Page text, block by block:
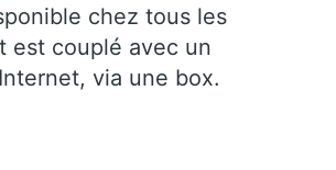
chez tous les
est couplé avec un
via une box.